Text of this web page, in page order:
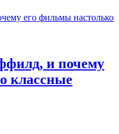
и почему
классные